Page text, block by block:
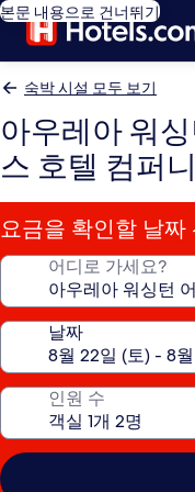
본문 내용으로 건너뛰기
숙박 시설 모두 보기
아우레아 워
스 호텔 컴퍼니
요금을 확인할 날짜
어디로 가세요?
날짜
인원 수